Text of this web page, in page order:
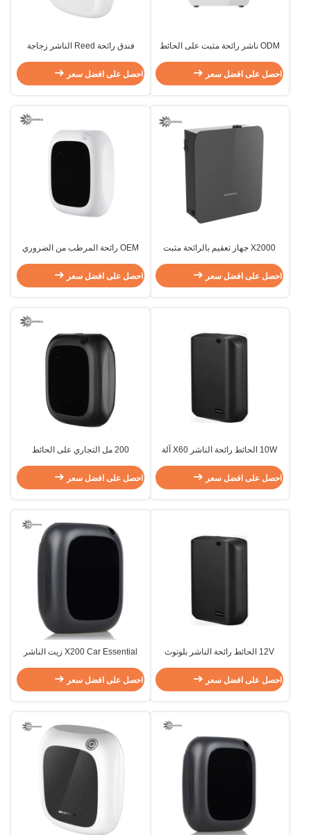
ODM ناشر رائحة مثبت على الحائط
احصل على افضل سعر
فندق رائحة Reed الناشر زجاجة
الناشر
احصل على افضل سعر
X2000 جهاز تعقيم بالرائحة مثبت
احصل على افضل سعر
OEM رائحة المرطب من الضروري
احصل على افضل سعر
10W الحائط رائحة الناشر X60 آلة
احصل على افضل سعر
200 مل التجاري على الحائط
احصل على افضل سعر
12V الحائط رائحة الناشر بلوتوث
احصل على افضل سعر
X200 Car Essential زيت الناشر
بالروائح
احصل على افضل سعر